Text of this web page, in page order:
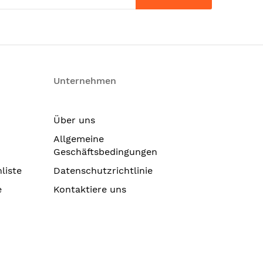
Unternehmen
Über uns
Allgemeine
Geschäftsbedingungen
Datenschutzrichtlinie
Kontaktiere uns